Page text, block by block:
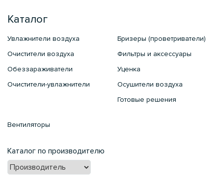
Каталог
Увлажнители воздуха
Очистители воздуха
Обеззараживатели
Очистители-увлажнители
Бризеры (проветриватели)
Фильтры и аксессуары
Уценка
Осушители воздуха
Готовые решения
Вентиляторы
Каталог по производителю